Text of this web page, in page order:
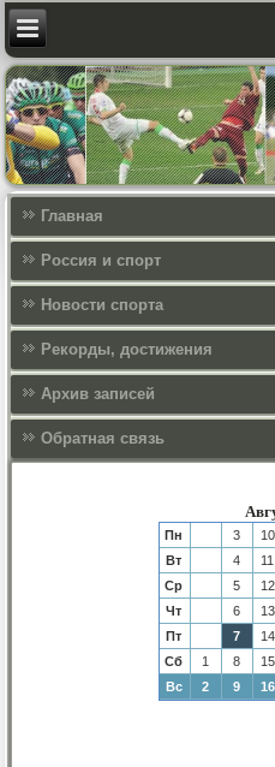
Главная
Россия и спорт
Новости спорта
Рекорды, достижения
Архив записей
Обратная связь
Пн 3 10
Вт
4 11
Ср
5 12
Чт
6 13
Пт
7 14
Сб
1 8 15
Вс
2 9 16